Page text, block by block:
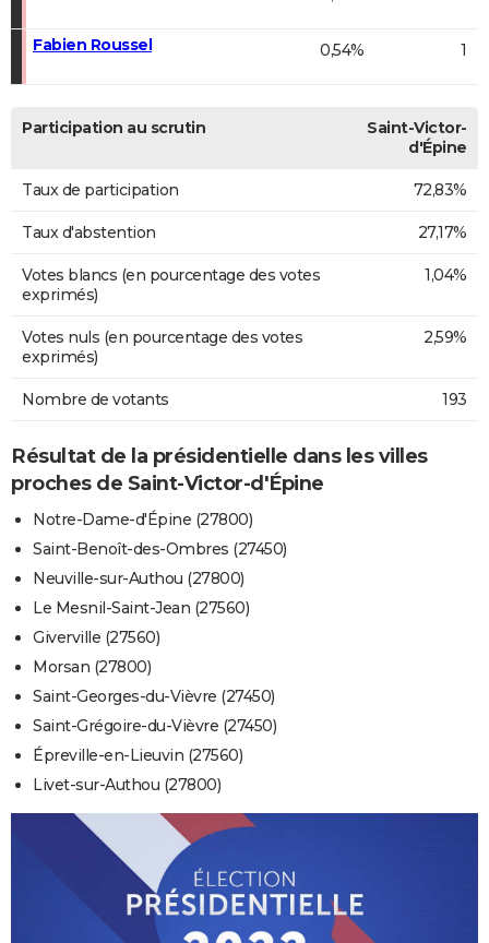
Fabien Roussel 0,54% 1
Participation au scrutin
Saint-Victor-
d'Épine
Taux de participation 72,83%
Taux d'abstention 27,17%
Votes blancs (en pourcentage des votes
exprimés)
1,04%
Votes nuls (en pourcentage des votes
exprimés)
2,59%
Nombre de votants 193
Résultat de la présidentielle dans les villes
proches de Saint-Victor-d'Épine
Notre-Dame-d'Épine (27800)
Saint-Benoît-des-Ombres (27450)
Neuville-sur-Authou (27800)
Le Mesnil-Saint-Jean (27560)
Giverville (27560)
Morsan (27800)
Saint-Georges-du-Vièvre (27450)
Saint-Grégoire-du-Vièvre (27450)
Épreville-en-Lieuvin (27560)
Livet-sur-Authou (27800)